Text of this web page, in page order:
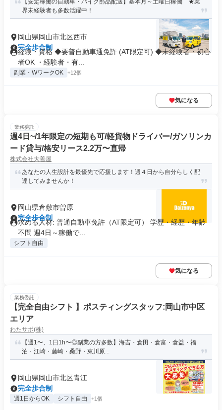
【安定稼働の自動車・バイク部品配送】基本月～土曜日稼働 ★業
界未経験者も多数活躍中！
岡山県岡山市北区西市
完全歩合制
経験・資格 ◆要普自動車通免許 (AT限定可) ◆未経験者・初心
者OK ・経験者・有...
副業・WワークOK +12個
気になる
業務委託
週4日~/1年限定の短期も可/軽貨物ドライバー/ガソリンカ
ード貸与/格安リース2.2万〜直帰
株式会社大善屋
あなたの人生設計を最優先で応援します！週４日から自分らしく配
達してみませんか！
岡山県倉敷市曽原
完全歩合制
求める人材: 普通自動車免許（AT限定可） 学歴・経歴・年齢
不問 週4日～稼働で...
シフト自由
気になる
業務委託
【完全自由シフト 】ポスティングスタッフ:岡山市中区
エリア
わたサポ(株)
【週1〜、1日1h〜◎副業の方多数】海吉・倉田・倉富・倉益・福
泊・江崎・藤崎・桑野・東川原...
岡山県岡山市北区青江
完全歩合制
週1日からOK シフト自由 +1個